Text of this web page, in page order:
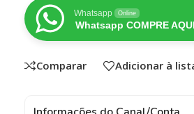
Whatsapp Online
Whatsapp COMPRE
Comparar Adicionar à